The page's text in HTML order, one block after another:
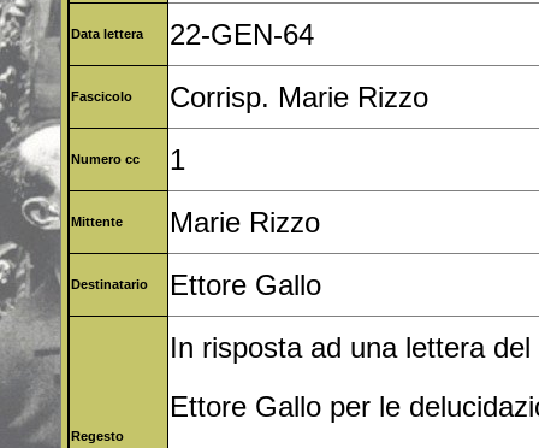
Data lettera 22-GEN-64
Fascicolo Corrisp. Marie Rizzo
Numero cc 1
Mittente Marie Rizzo
Destinatario Ettore Gallo
Regesto
In risposta ad una lettera
Ettore Gallo per le